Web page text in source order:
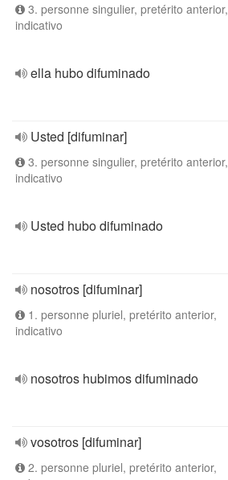
3. personne singulier, pretérito anterior,
indicativo
ella hubo difuminado
Usted [difuminar]
3. personne singulier, pretérito anterior,
indicativo
Usted hubo difuminado
nosotros [difuminar]
1. personne pluriel, pretérito anterior,
indicativo
nosotros hubimos difuminado
vosotros [difuminar]
2. personne pluriel, pretérito anterior,